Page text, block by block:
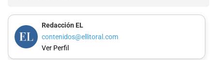
Redacción EL
contenidos@ellitoral.com
Ver Perfil